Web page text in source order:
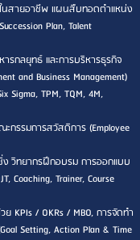
นสายอาชีพ แผนสืบทอดตำแหน่ง
Plan, Talent
รกลยุทธ์ และการบริหารธุรกิจ
and Business Management)
Sigma, TPM, TQM, 4M,
รรมการสวัสดิการ (Employee
วิทยากรฝึกอบรม การออกแบบ
Coaching, Trainer, Course
KPIs / OKRs / MBO, การจัดทำ
Setting, Action Plan & Time